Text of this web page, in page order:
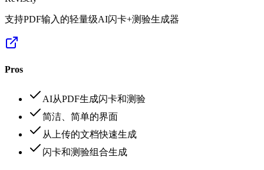
支持PDF输入的轻量级AI闪卡+测验生成器
Pros
AI从PDF生成闪卡和测验
简洁、简单的界面
从上传的文档快速生成
闪卡和测验组合生成